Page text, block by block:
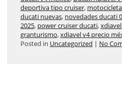
deportiva tipo cruiser,
ducati nuevas, novedades ducati
2025, power cruiser ducati,
granturismo,xdiavel v4 precio
Posted in Uncategorized | No